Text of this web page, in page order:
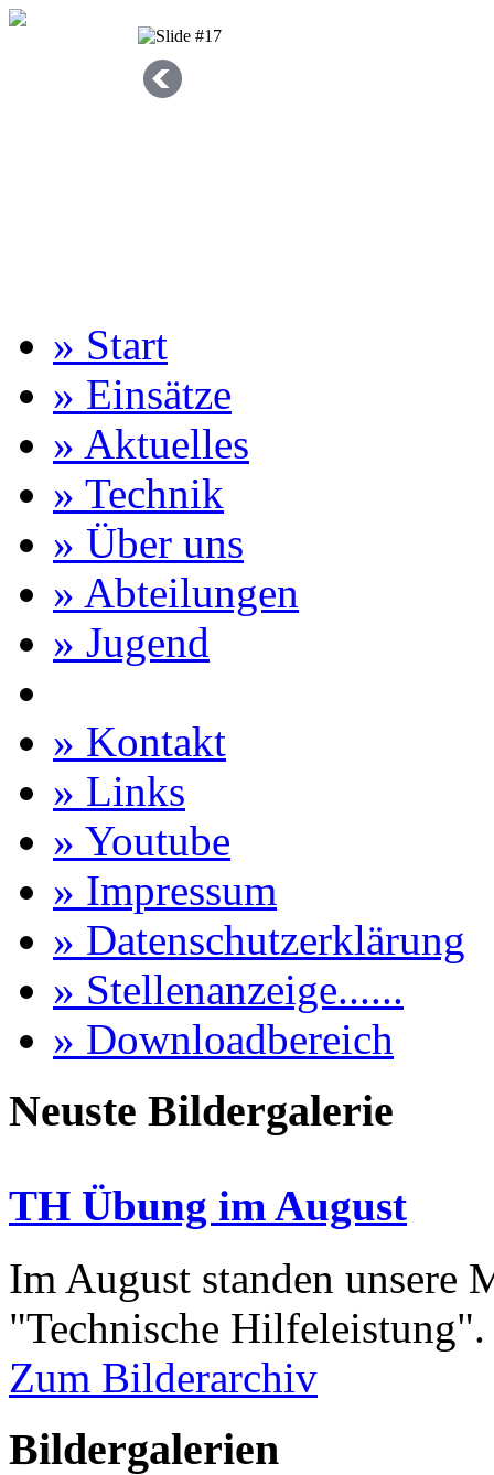
» Start
» Einsätze
» Aktuelles
» Technik
» Über uns
» Abteilungen
» Jugend
» Kontakt
» Links
» Youtube
» Impressum
» Datenschutzerklärung
» Stellenanzeige......
» Downloadbereich
Neuste Bildergalerie
TH Übung im August
Im August standen unsere
"Technische
Zum Bilderarchiv
Bildergalerien